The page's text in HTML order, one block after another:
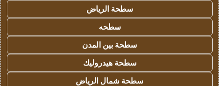
سطحة الرياض
سطحه
سطحة بين المدن
سطحة هيدروليك
سطحة شمال الرياض